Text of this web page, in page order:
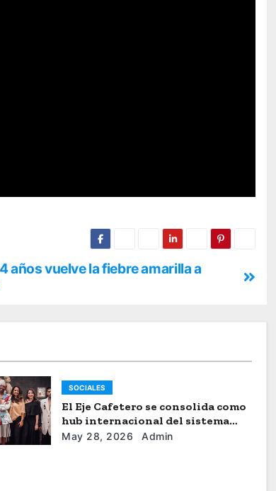
años vuelve la fiebre amarilla a
SOCIALES
El Eje Cafetero se consolida como
hub internacional del sistema
moda
May 28, 2026 Admin